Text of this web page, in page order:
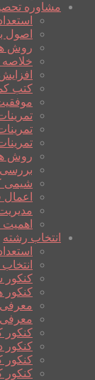
مشاوره
اصول
روش
کتب
روش
شیمی
انتخاب رشته
کنکور
معرفی
کنکور
کنکور
کنکور
کنکور